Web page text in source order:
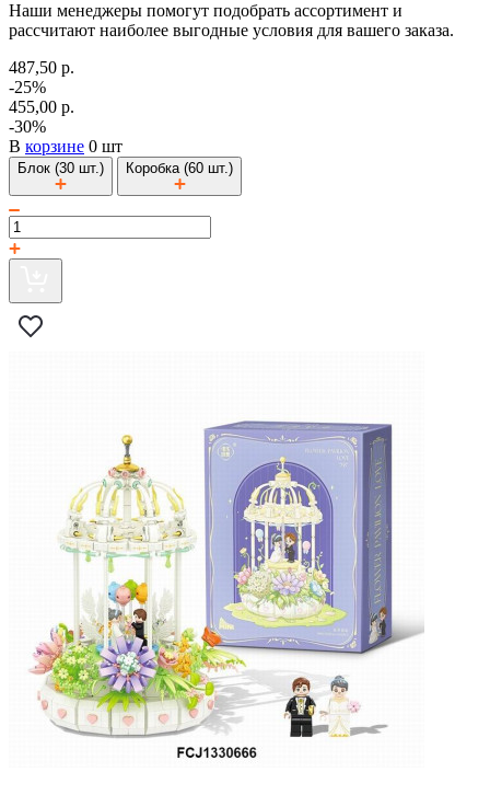
Наши менеджеры помогут подобрать ассортимент и
рассчитают наиболее выгодные условия для вашего заказа.
487,50 р.
-25%
455,00 р.
-30%
В корзине 0 шт
Блок (30 шт.) Коробка (60 шт.)